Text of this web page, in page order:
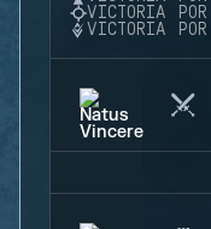
VICTORIA
VICTORIA